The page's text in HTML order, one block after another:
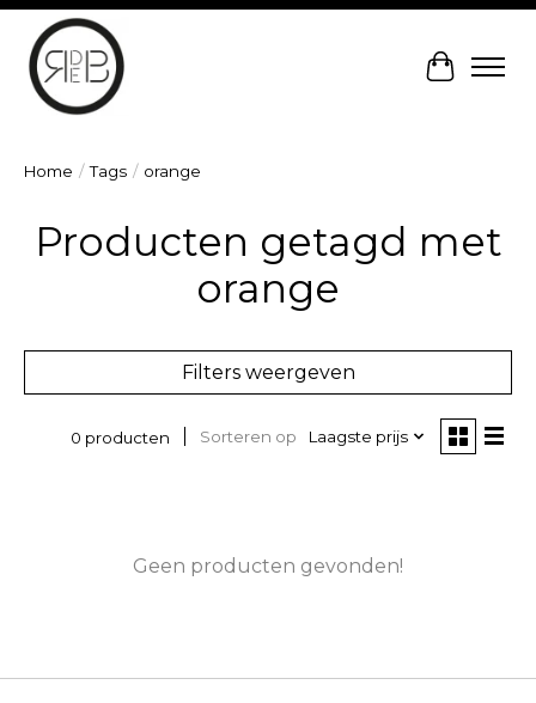
Home / Tags / orange
Producten getagd met
orange
Filters weergeven
0 producten Sorteren op Laagste prijs
Geen producten gevonden!